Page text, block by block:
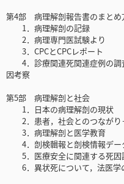
第4部 病理解剖報告書のまとめ
1．病理解剖の記録
2．病理専門医試験より
3．CPCとCPCレポート
4．診療関連死関連症例の調
因考察
第5部 病理解剖と社会
1．日本の病理解剖の現状
2．患者，社会とのつながり
3．病理解剖と医学教育
4．剖検輯報と剖検情報デー
5．医療安全に関連する死因
6．異状死について，法医学